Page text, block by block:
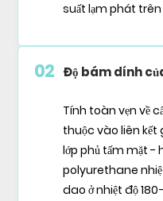
suất lạm phát trên
02 Độ bám dính
Tính toàn vẹn về
thuộc vào liên kết
lớp phủ tấm mặt -
polyurethane
dao ở nhiệt độ